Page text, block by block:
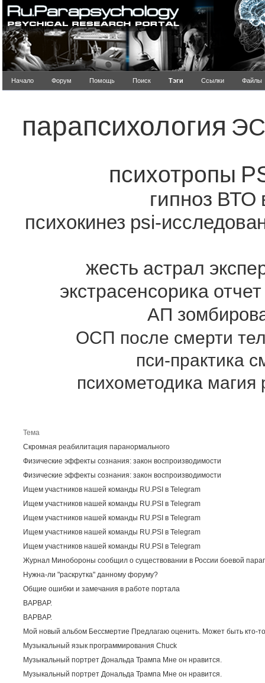
Начало Форум Помощь Поиск Тэги Ссылки Файлы
парапсихология
психотропы
гипноз ВТО
психокинез psi-
жесть астрал
экстрасенсорика отчет
АП
ОСП после смерти
пси-практика
психометодика магия
Тема
Скромная реабилитация паранормального
Физические эффекты сознания: закон воспроизводимости
Физические эффекты сознания: закон воспроизводимости
Ищем участников нашей команды RU.PSI в Telegram
Ищем участников нашей команды RU.PSI в Telegram
Ищем участников нашей команды RU.PSI в Telegram
Ищем участников нашей команды RU.PSI в Telegram
Ищем участников нашей команды RU.PSI в Telegram
Журнал Минобороны сообщил о существовании в России боевой
Нужна-ли "раскрутка" данному форуму?
Общие ошибки и замечания в работе портала
ВАРВАР.
ВАРВАР.
Мой новый альбом Бессмертие Предлагаю оценить. Может быть кто-
Музыкальный язык программирования Chuck
Музыкальный портрет Дональда Трампа Мне он нравится.
Музыкальный портрет Дональда Трампа Мне он нравится.